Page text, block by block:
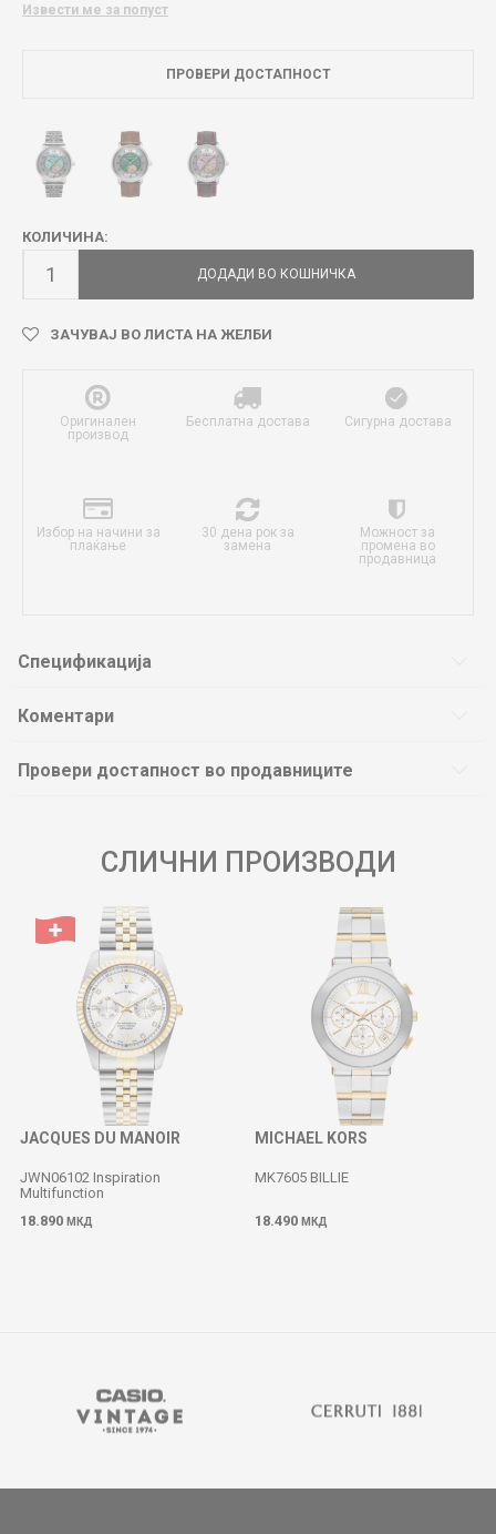
Извести ме за попуст
ПРОВЕРИ ДОСТАПНОСТ
КОЛИЧИНА:
ДОДАДИ ВО КОШНИЧКА
ЗАЧУВАЈ ВО ЛИСТА НА ЖЕЛБИ
Оригинален
производ
Бесплатна достава Сигурна достава
Избор на начини за
плаќање
30 дена рок за
замена
Можност за
промена во
продавница
Спецификација
Коментари
Провери достапност во продавниците
СЛИЧНИ ПРОИЗВОДИ
JACQUES DU MANOIR
JWN06102 Inspiration
Multifunction
18.890 МКД
MICHAEL KORS
MK7605 BILLIE
18.490 МКД